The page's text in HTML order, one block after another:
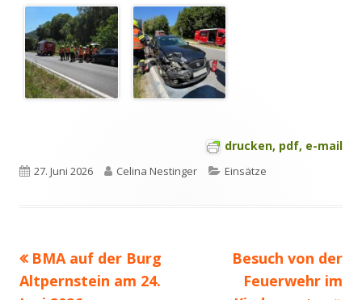
drucken, pdf, e-mail
Veröffentlicht
27. Juni 2026 Autor
Celina Nestinger Kategorien
Einsätze
Beitragsnavigation
Vorheriger
Beitrag:
BMA auf der Burg
Altpernstein am 24.
Nächster
Beitrag
Besuch von der
Feuerwehr im